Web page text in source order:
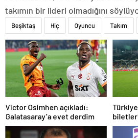
takımın bir lideri olmadığını
Beşiktaş Hiç Oyuncu Takım
Victor Osimhen açıkladı:
Galatasaray’a evet derdim
Türkiye
biletleri